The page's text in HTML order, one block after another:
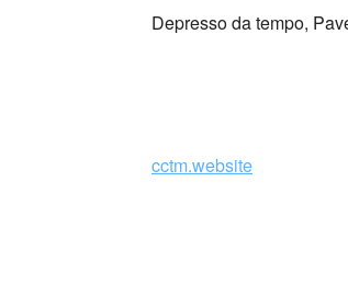
Depresso da tempo,
cctm.website